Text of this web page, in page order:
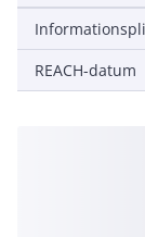
REACH-datum